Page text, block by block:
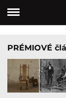
PRÉMIOVÉ